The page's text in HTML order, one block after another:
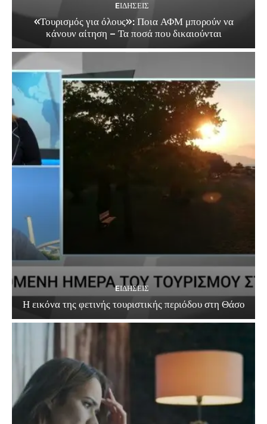
EΙΔΗΣΕΙΣ
«Τουρισμός για όλους»: Ποια ΑΦΜ μπορούν να
κάνουν αίτηση – Τα ποσά που δικαιούνται
EΙΔΗΣΕΙΣ
Η εικόνα της φετινής τουριστικής περιόδου στη Θάσο